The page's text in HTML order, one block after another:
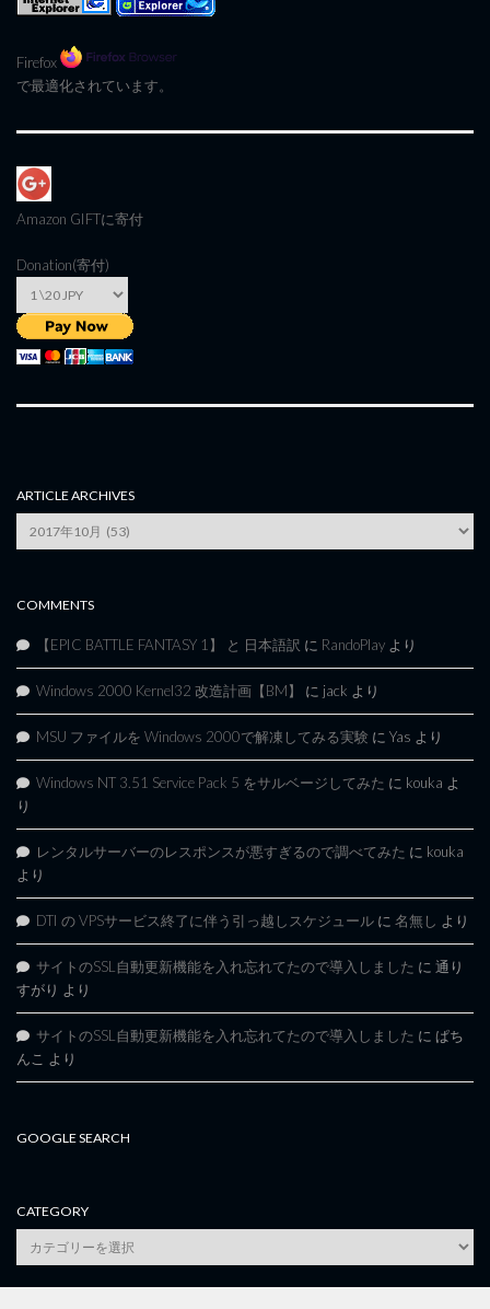
Firefox
で最適化されています。
Amazon GIFTに寄付
Donation(寄付)
ARTICLE ARCHIVES
Article
Archives
COMMENTS
【EPIC BATTLE FANTASY 1】 と 日本語訳 に RandoPlay より
Windows 2000 Kernel32 改造計画【BM】 に jack より
MSU ファイルを Windows 2000で解凍してみる実験 に Yas より
Windows NT 3.51 Service Pack 5 をサルベージしてみた に kouka よ
り
レンタルサーバーのレスポンスが悪すぎるので調べてみた に kouka
より
DTI の VPSサービス終了に伴う引っ越しスケジュール に 名無し より
サイトのSSL自動更新機能を入れ忘れてたので導入しました に 通り
すがり より
サイトのSSL自動更新機能を入れ忘れてたので導入しました に ぱち
んこ より
GOOGLE SEARCH
CATEGORY
category